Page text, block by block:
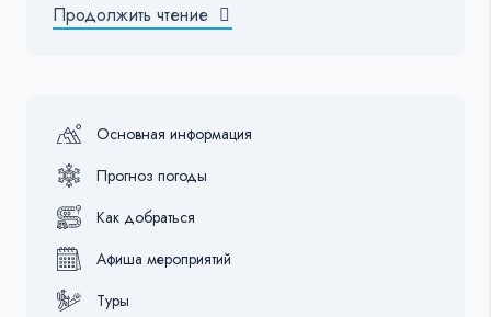
Продолжить чтение
Основная информация
Прогноз погоды
Как добраться
Афиша мероприятий
Туры